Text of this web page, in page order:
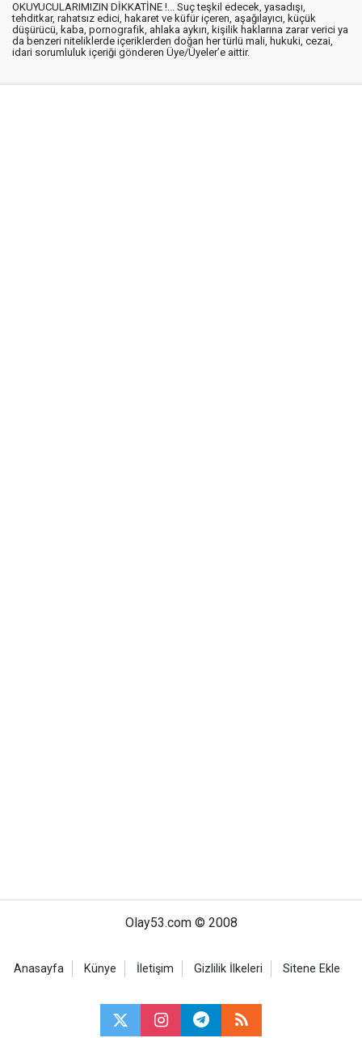
OKUYUCULARIMIZIN DİKKATİNE !... Suç teşkil edecek, yasadışı,
tehditkar, rahatsız edici, hakaret ve küfür içeren, aşağılayıcı, küçük
düşürücü, kaba, pornografik, ahlaka aykırı, kişilik haklarına zarar verici ya
da benzeri niteliklerde içeriklerden doğan her türlü mali, hukuki, cezai,
idari sorumluluk içeriği gönderen Üye/Üyeler’e aittir.
Olay53.com © 2008
Anasayfa Künye İletişim Gizlilik İlkeleri Sitene Ekle